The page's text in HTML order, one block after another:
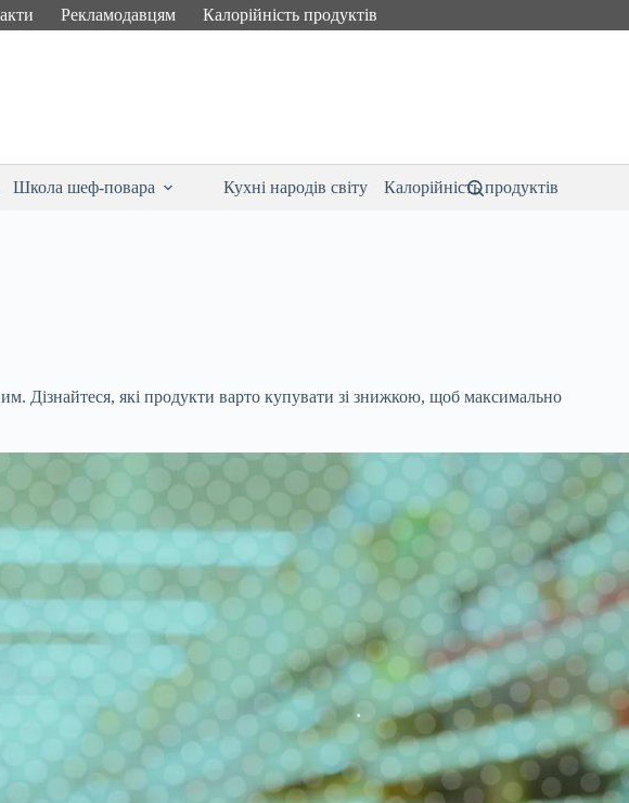
Рекламодавцям Калорійність продуктів
Школа шеф-повара Кухні народів світу Калорійність продуктів
Дізнайтеся, які продукти варто купувати зі знижкою, щоб максимально